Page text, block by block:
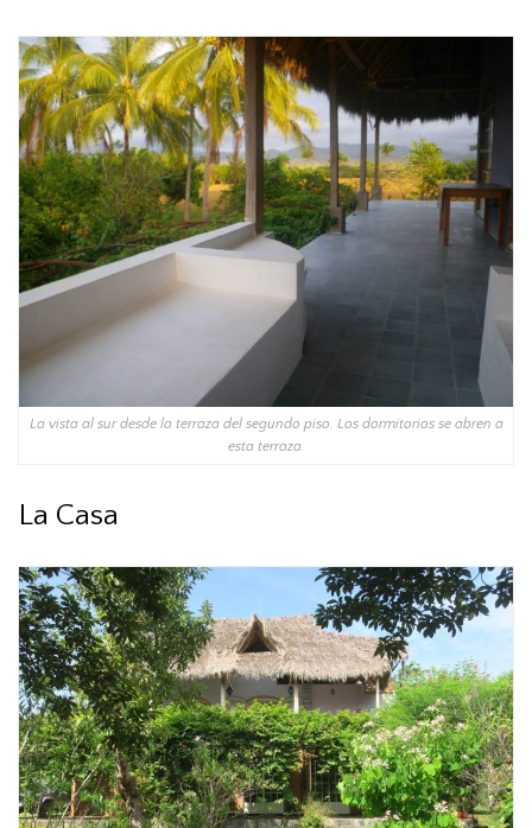
La vista al sur desde la terraza del segundo piso. Los dormitorios se abren a
esta terraza.
La Casa